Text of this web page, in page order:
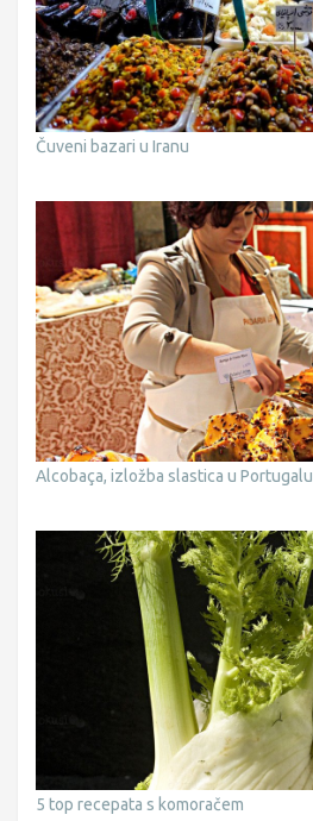
Čuveni bazari u Iranu
Alcobaça, izložba slastica u Portugalu
5 top recepata s komoračem